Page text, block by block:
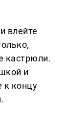
влейте
кастрюли.
и
к концу